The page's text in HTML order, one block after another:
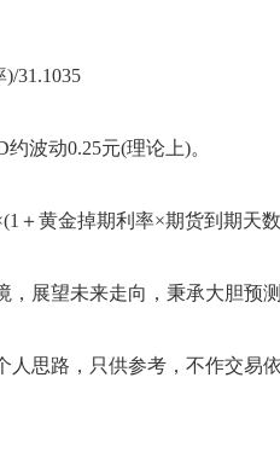
31.1035
波动0.25元(理论上)。
黄金掉期利率×期货到期天数
展望未来走向，秉承大胆预
路，只供参考，不作交易依